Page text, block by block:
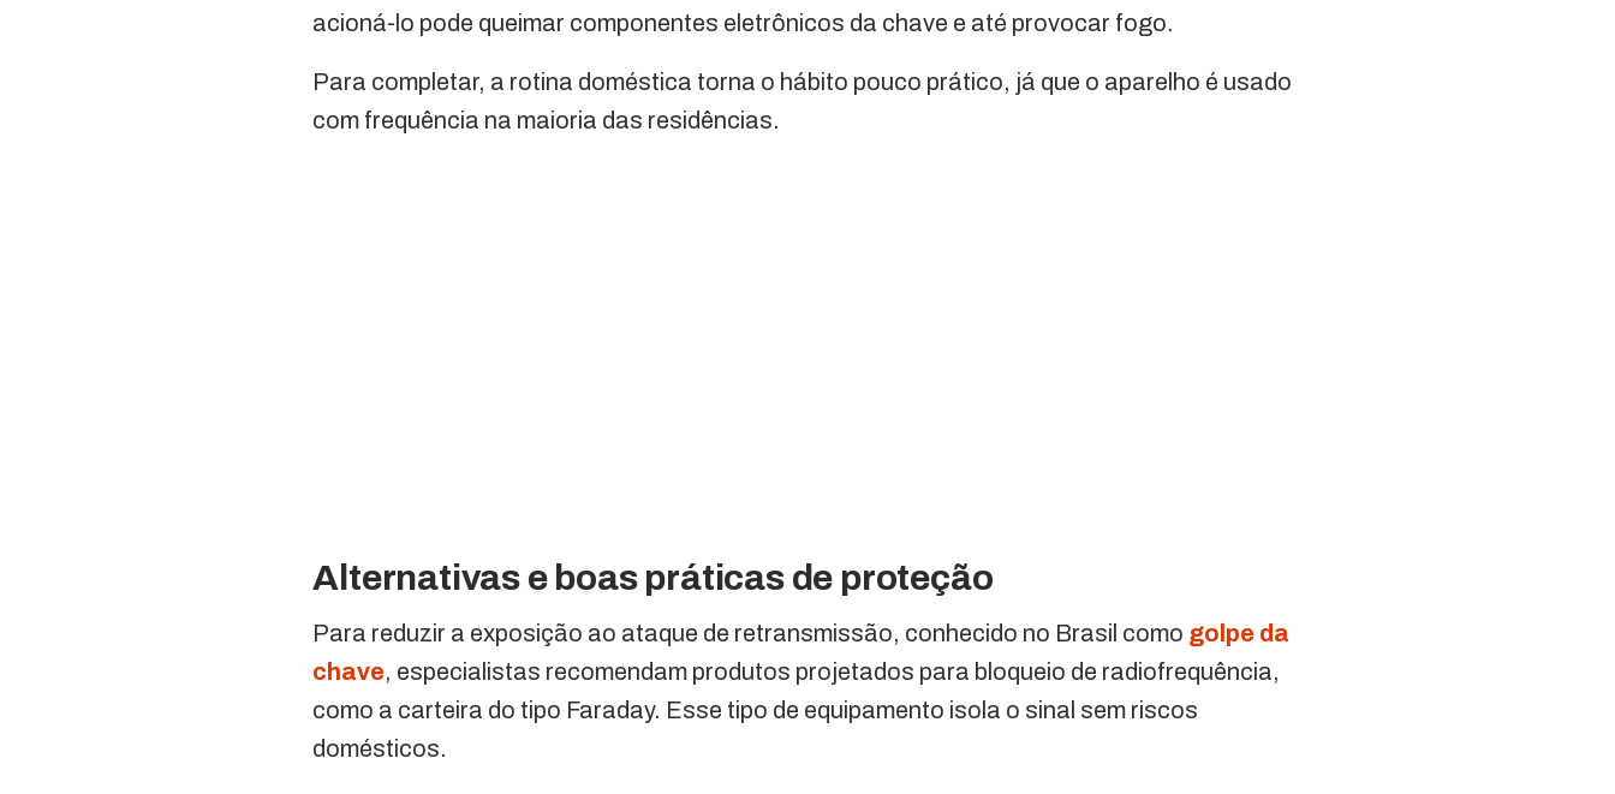
acioná-lo pode queimar componentes eletrônicos da chave e até provocar fogo.
Para completar, a rotina doméstica torna o hábito pouco prático, já que o aparelho é usado
com frequência na maioria das residências.
Alternativas e boas práticas de proteção
Para reduzir a exposição ao ataque de retransmissão, conhecido no Brasil como golpe da
chave, especialistas recomendam produtos projetados para bloqueio de radiofrequência,
como a carteira do tipo Faraday. Esse tipo de equipamento isola o sinal sem riscos
domésticos.